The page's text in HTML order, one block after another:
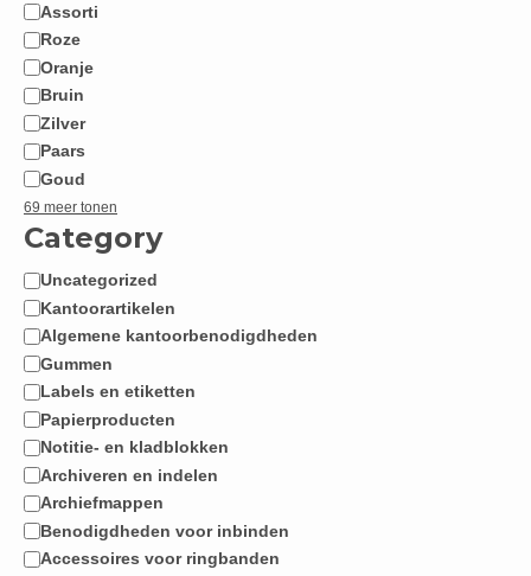
Assorti
Roze
Oranje
Bruin
Zilver
Paars
Goud
69 meer tonen
Category
Categorie
Uncategorized
Kantoorartikelen
Algemene kantoorbenodigdheden
Gummen
Labels en etiketten
Papierproducten
Notitie- en kladblokken
Archiveren en indelen
Archiefmappen
Benodigdheden voor inbinden
Accessoires voor ringbanden